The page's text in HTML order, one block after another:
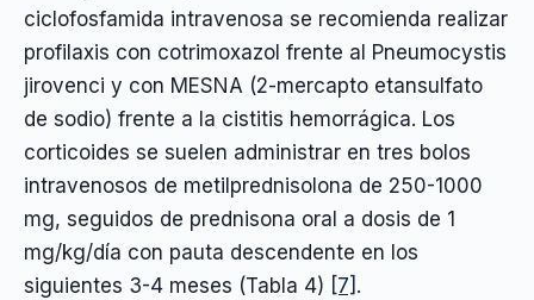
ciclofosfamida intravenosa se recomienda realizar
profilaxis con cotrimoxazol frente al Pneumocystis
jirovenci y con MESNA (2-mercapto etansulfato
de sodio) frente a la cistitis hemorrágica. Los
corticoides se suelen administrar en tres bolos
intravenosos de metilprednisolona de 250-1000
mg, seguidos de prednisona oral a dosis de 1
mg/kg/día con pauta descendente en los
siguientes 3-4 meses (Tabla 4) [7] .